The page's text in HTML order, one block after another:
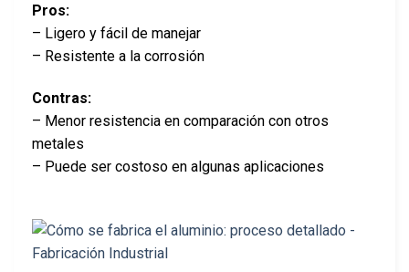
Pros:
– Ligero y fácil de manejar
– Resistente a la corrosión
Contras:
– Menor resistencia en comparación con otros
metales
– Puede ser costoso en algunas aplicaciones